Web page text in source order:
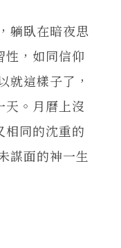
躺臥在暗夜思
性，如同信仰
就這樣子了，
天。月曆上沒
相同的沈重的
謀面的神一生